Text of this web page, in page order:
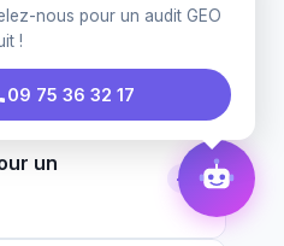
le SEO
un
nous pour un audit GEO
!
09 75 36 32 17